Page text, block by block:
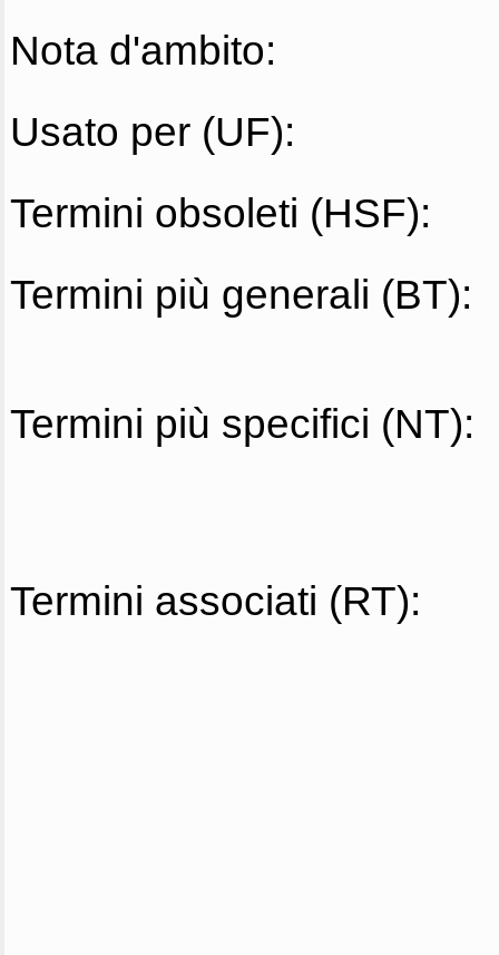
Nota d'ambito:
Usato per (UF):
Termini obsoleti (HSF):
Termini più generali (BT):
Termini più specifici (NT):
Termini associati (RT):